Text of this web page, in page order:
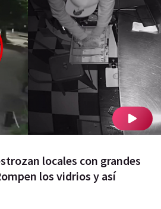
locales con grandes
los vidrios y así